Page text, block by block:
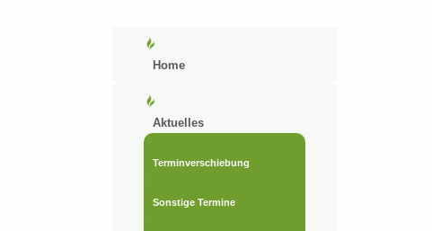
Home
Aktuelles
Terminverschiebung
Sonstige Termine